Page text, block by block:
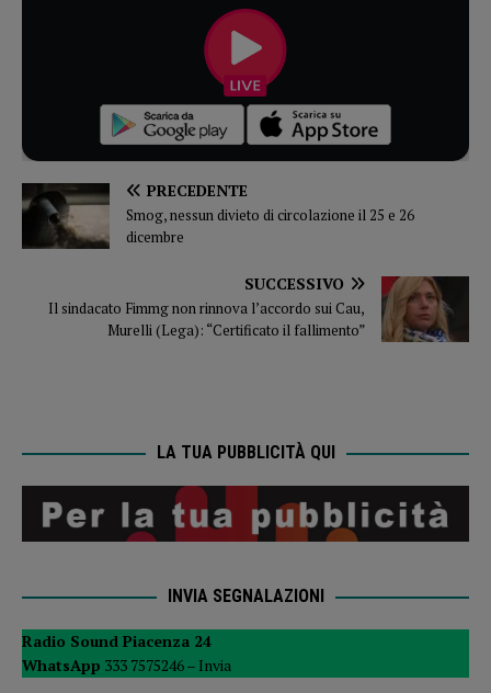
PRECEDENTE
Smog, nessun divieto di circolazione il 25 e 26
dicembre
SUCCESSIVO
Il sindacato Fimmg non rinnova l’accordo sui Cau,
Murelli (Lega): “Certificato il fallimento”
LA TUA PUBBLICITÀ QUI
INVIA SEGNALAZIONI
Radio Sound Piacenza 24
WhatsApp 333 7575246 – Invia